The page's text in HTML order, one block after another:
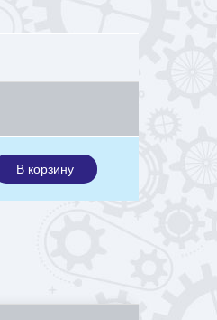
В корзину